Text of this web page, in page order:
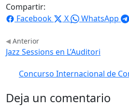
Compartir:
Facebook
X WhatsApp
Anterior
Jazz Sessions en L’Auditori
Concurso Internacional de
Deja un comentario